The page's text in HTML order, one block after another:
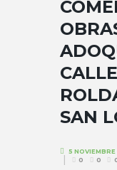
SAN
5
0 0